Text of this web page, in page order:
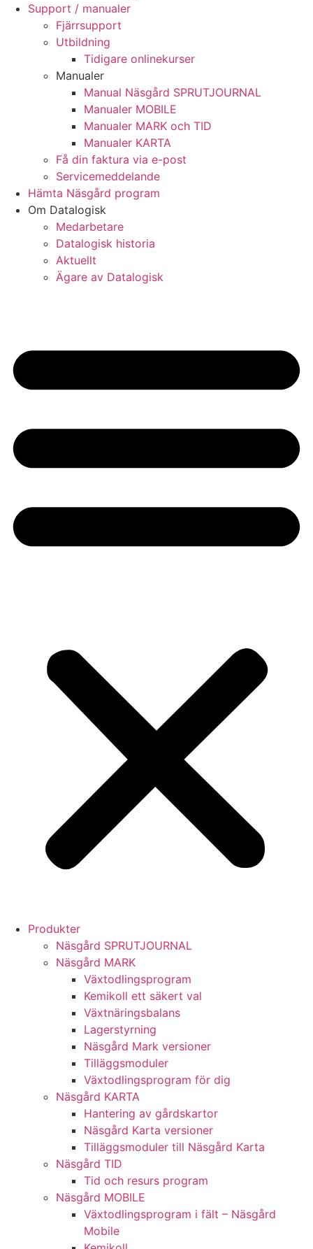
Support / manualer
Fjärrsupport
Utbildning
Tidigare onlinekurser
Manualer
Manual Näsgård SPRUTJOURNAL
Manualer MOBILE
Manualer MARK och TID
Manualer KARTA
Få din faktura via e-post
Servicemeddelande
Hämta Näsgård program
Om Datalogisk
Medarbetare
Datalogisk historia
Aktuellt
Ägare av Datalogisk
Produkter
Näsgård SPRUTJOURNAL
Näsgård MARK
Växtodlingsprogram
Kemikoll ett säkert val
Växtnäringsbalans
Lagerstyrning
Näsgård Mark versioner
Tilläggsmoduler
Växtodlingsprogram för dig
Näsgård KARTA
Hantering av gårdskartor
Näsgård Karta versioner
Tilläggsmoduler till Näsgård Karta
Näsgård TID
Tid och resurs program
Näsgård MOBILE
Växtodlingsprogram i fält – Näsgård
Mobile